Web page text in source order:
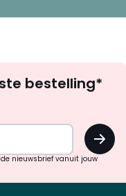
bestelling*
OK
nieuwsbrief vanuit jouw